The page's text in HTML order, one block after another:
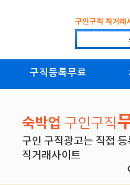
구인구직 직거래
구직등록무료